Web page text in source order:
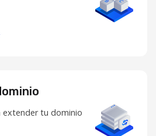
extender tu dominio